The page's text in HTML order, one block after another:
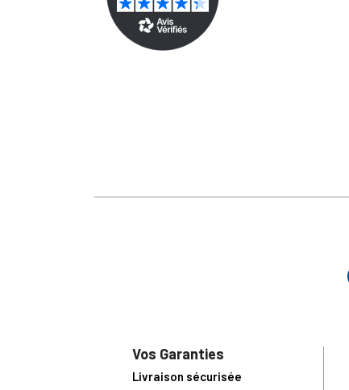
Vos Garanties
Livraison sécurisée